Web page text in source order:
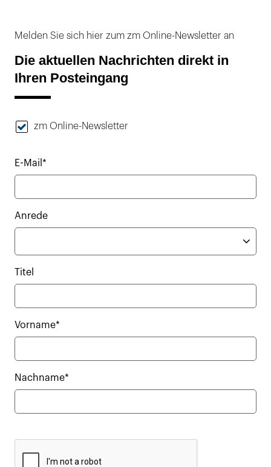
Melden Sie sich hier zum zm Online-Newsletter an
Die aktuellen Nachrichten direkt in
Ihren Posteingang
zm Online-Newsletter
E-Mail*
Anrede
Titel
Vorname*
Nachname*